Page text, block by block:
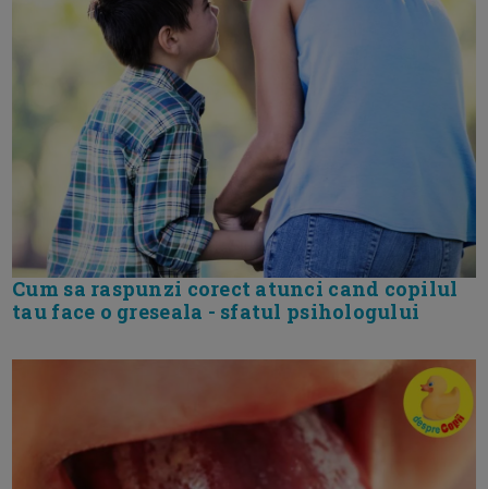
Cum sa raspunzi corect atunci cand copilul
tau face o greseala - sfatul psihologului